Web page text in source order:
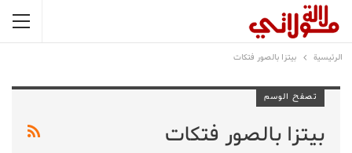
الرئيسية بيتزا بالصور فتكات
تصفح الوسم
بيتزا بالصور فتكات